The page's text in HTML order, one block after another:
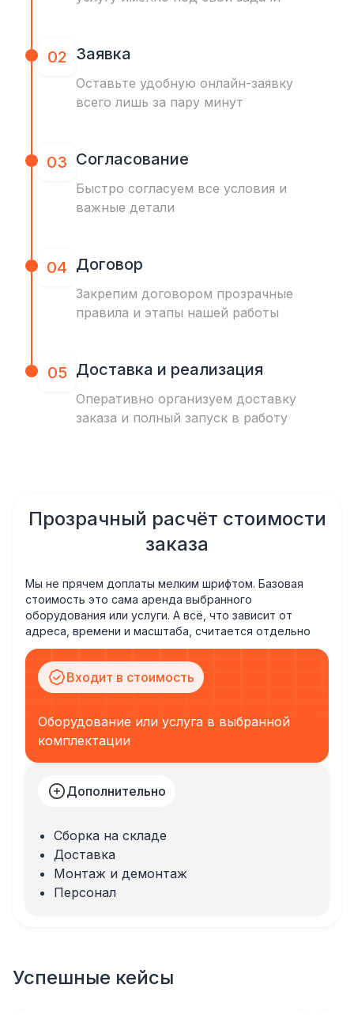
02 Заявка
Оставьте удобную онлайн-заявку
всего лишь за пару минут
03 Согласование
Быстро согласуем все условия и
важные детали
04 Договор
Закрепим договором прозрачные
правила и этапы нашей работы
05 Доставка и реализация
Оперативно организуем доставку
заказа и полный запуск в работу
Прозрачный расчёт стоимости
заказа
Мы не прячем доплаты мелким шрифтом. Базовая
стоимость это сама аренда выбранного
оборудования или услуги. А всё, что зависит от
адреса, времени и масштаба, считается отдельно
Входит в стоимость
Оборудование или услуга в выбранной
комплектации
Дополнительно
Сборка на складе
Доставка
Монтаж и демонтаж
Персонал
Успешные кейсы